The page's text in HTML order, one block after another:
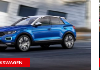
VER NOTA